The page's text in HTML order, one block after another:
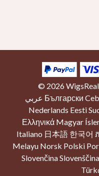
© 2026WigsReal
عربي Български
Nederlands Eesti
Ελληνικά Magyar
Italiano 日本語 한국어
Melayu Norsk Polski
SlovenčinaSlovenščina